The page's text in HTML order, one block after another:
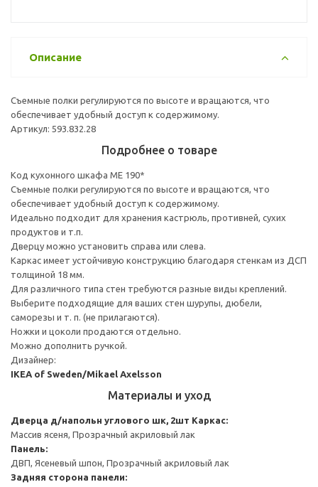
Описание
Съемные полки регулируются по высоте и вращаются, что
обеспечивает удобный доступ к содержимому.
Артикул: 593.832.28
Подробнее о товаре
Код кухонного шкафа ME 190*
Съемные полки регулируются по высоте и вращаются, что
обеспечивает удобный доступ к содержимому.
Идеально подходит для хранения кастрюль, противней, сухих
продуктов и т.п.
Дверцу можно установить справа или слева.
Каркас имеет устойчивую конструкцию благодаря стенкам из ДСП
толщиной 18 мм.
Для различного типа стен требуются разные виды креплений.
Выберите подходящие для ваших стен шурупы, дюбели,
саморезы и т. п. (не прилагаются).
Ножки и цоколи продаются отдельно.
Можно дополнить ручкой.
Дизайнер:
IKEA of Sweden/Mikael Axelsson
Материалы и уход
Дверца д/напольн углового шк, 2шт Каркас:
Массив ясеня, Прозрачный акриловый лак
Панель:
ДВП, Ясеневый шпон, Прозрачный акриловый лак
Задняя сторона панели: